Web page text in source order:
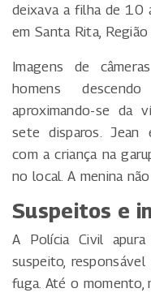
deixava a filha de 10
em Santa Rita,
Imagens de
homens
aproximando-se da
sete disparos. Jean
com a criança na
no local. A menina
Suspeitos e
A Polícia Civil
suspeito,
fuga. Até o momento,